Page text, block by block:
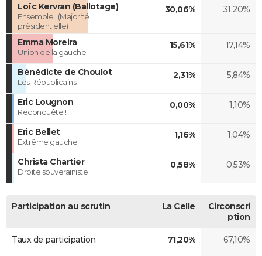
Loïc Kervran (Ballotage)
Ensemble ! (Majorité
présidentielle)
30,06% 31,20%
Emma Moreira
Union de la gauche
15,61% 17,14%
Bénédicte de Choulot
Les Républicains
2,31% 5,84%
Eric Lougnon
Reconquête !
0,00% 1,10%
Eric Bellet
Extrême gauche
1,16% 1,04%
Christa Chartier
Droite souverainiste
0,58% 0,53%
Participation au scrutin La Celle
Circonscri
ption
Taux de participation 71,20% 67,10%